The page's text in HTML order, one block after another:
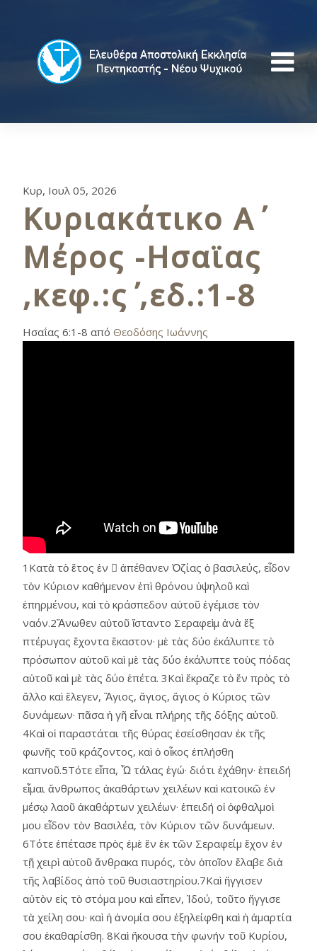
Κυρ, Ιουλ 05, 2026
Κυριακάτικο Α΄
Μέρος -Ησαϊας
,κεφ.:ς΄ ,εδ.:1-8
Ησαΐας 6:1-8 από Θεοδόσης Ιωάννης
1Κατὰ τὸ ἔτος ἐν  ἀπέθανεν Ὀζίας ὁ βασιλεύς, εἶδον
τὸν Κύριον καθήμενον ἐπὶ θρόνου ὑψηλοῦ καὶ
ἐπηρμένου, καὶ τὸ κράσπεδον αὐτοῦ ἐγέμισε τὸν
ναόν.2Ἄνωθεν αὐτοῦ ἵσταντο Σεραφεὶμ ἀνὰ ἕξ
πτέρυγας ἔχοντα ἕκαστον· μὲ τὰς δύο ἐκάλυπτε τὸ
πρόσωπον αὑτοῦ καὶ μὲ τὰς δύο ἐκάλυπτε τοὺς πόδας
αὑτοῦ καὶ μὲ τὰς δύο ἐπέτα. 3Καὶ ἔκραζε τὸ ἕν πρὸς τὸ
ἄλλο καὶ ἔλεγεν, Ἃγιος, ἅγιος, ἅγιος ὁ Κύριος τῶν
δυνάμεων· πᾶσα ἡ γῆ εἶναι πλήρης τῆς δόξης αὐτοῦ.
4Καὶ οἱ παραστάται τῆς θύρας ἐσείσθησαν ἐκ τῆς
φωνῆς τοῦ κράζοντος, καὶ ὁ οἶκος ἐπλήσθη
καπνοῦ.5Τότε εἶπα, Ὦ τάλας ἐγώ· διότι ἐχάθην· ἐπειδή
εἶμαι ἄνθρωπος ἀκαθάρτων χειλέων καὶ κατοικῶ ἐν
μέσῳ λαοῦ ἀκαθάρτων χειλέων· ἐπειδή οἱ ὀφθαλμοὶ
μου εἶδον τὸν Βασιλέα, τὸν Κύριον τῶν δυνάμεων.
6Τότε ἐπέτασε πρὸς ἐμὲ ἕν ἐκ τῶν Σεραφείμ ἔχον ἐν
τῇ χειρὶ αὑτοῦ ἄνθρακα πυρός, τὸν ὁποῖον ἔλαβε διὰ
τῆς λαβίδος ἀπὸ τοῦ θυσιαστηρίου.7Καὶ ἤγγισεν
αὐτὸν εἰς τὸ στόμα μου καὶ εἶπεν, Ἰδού, τοῦτο ἤγγισε
τὰ χείλη σου· καὶ ἡ ἀνομία σου ἐξηλείφθη καὶ ἡ ἀμαρτία
σου ἐκαθαρίσθη. 8Καὶ ἤκουσα τὴν φωνήν τοῦ Κυρίου,